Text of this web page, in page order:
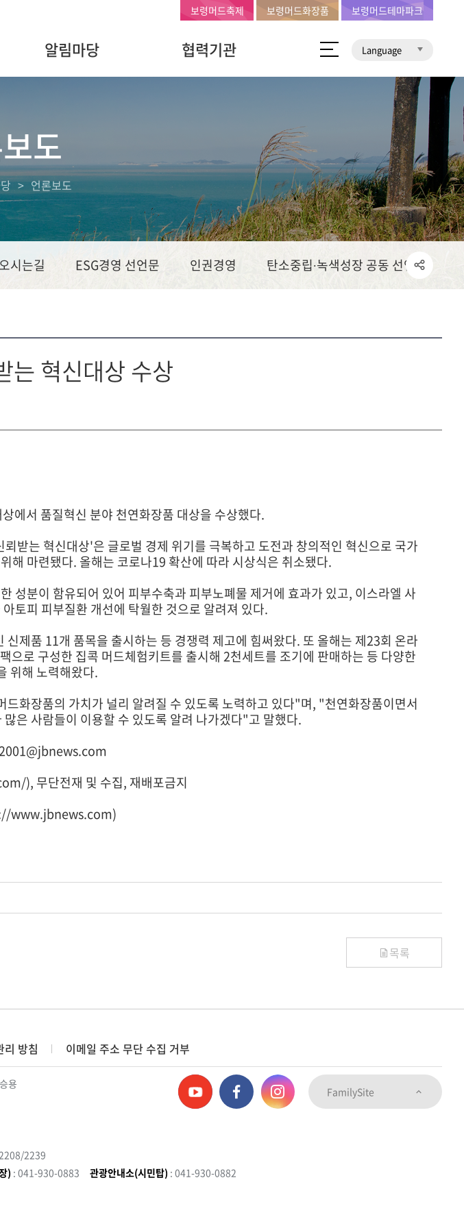
알림마당 협력기관 Language
보령머드축제 보령머드화장품 보령머드테마파크
도
언론보도
오시는길 ESG경영 선언문 인권경영 탄소중립∙녹색성장 공동 선언문
는 혁신대상 수상
에서 품질혁신 분야 천연화장품 대상을 수상했다.
받는 혁신대상'은 글로벌 경제 위기를 극복하고 도전과 창의적인 혁신으로 국가
해 마련됐다. 올해는 코로나19 확산에 따라 시상식은 취소됐다.
성분이 함유되어 있어 피부수축과 피부노폐물 제거에 효과가 있고, 이스라엘 사
토피 피부질환 개선에 탁월한 것으로 알려져 있다.
제품 11개 품목을 출시하는 등 경쟁력 제고에 힘써왔다. 또 올해는 제23회 온라
로 구성한 집콕 머드체험키트를 출시해 2천세트를 조기에 판매하는 등 다양한
위해 노력해왔다.
화장품의 가치가 널리 알려질 수 있도록 노력하고 있다"며, "천연화장품이면서
은 사람들이 이용할 수 있도록 알려 나가겠다"고 말했다.
), 무단전재 및 수집, 재배포금지
www.jbnews.com)
목록
리 방침 이메일 주소 무단 수집 거부
용
2239
) : 041-930-0883 관광안내소(시민탑) : 041-930-0882
FamilySite